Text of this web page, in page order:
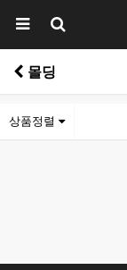
몰딩
상품정렬